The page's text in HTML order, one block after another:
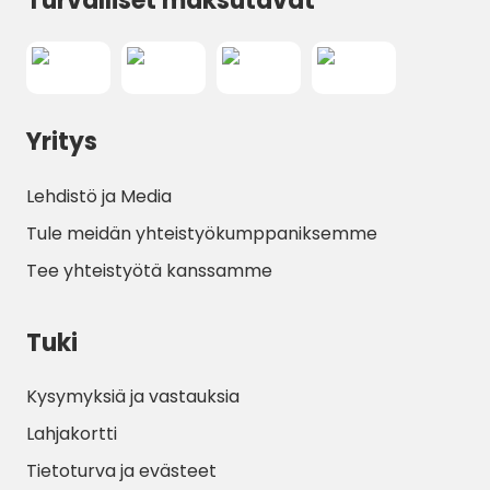
Yritys
Lehdistö ja Media
Tule meidän yhteistyökumppaniksemme
Tee yhteistyötä kanssamme
Tuki
Kysymyksiä ja vastauksia
Lahjakortti
Tietoturva ja evästeet